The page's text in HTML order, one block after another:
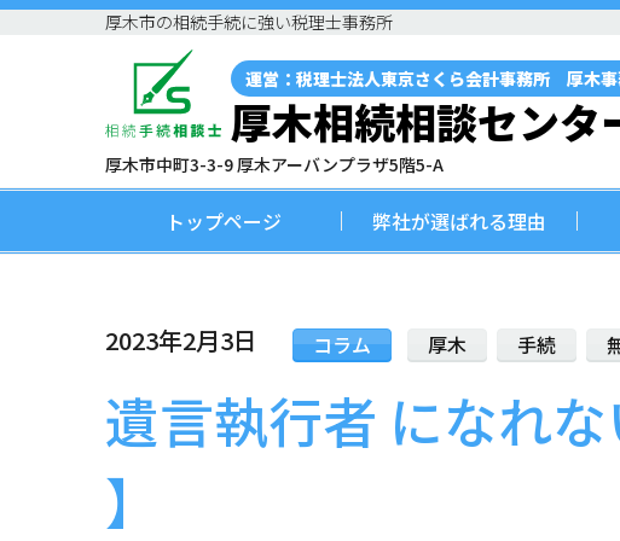
厚木市の相続手続に強い税理士事務所
運営：税理士法人東京さくら会計事務所 厚木
厚木相続相談センタ
厚木市中町3-3-9 厚木アーバンプラザ5階5-A
トップページ 弊社が選ばれる理由
2023年2月3日 コラム 厚木 手続
遺言執行者 になれ
】